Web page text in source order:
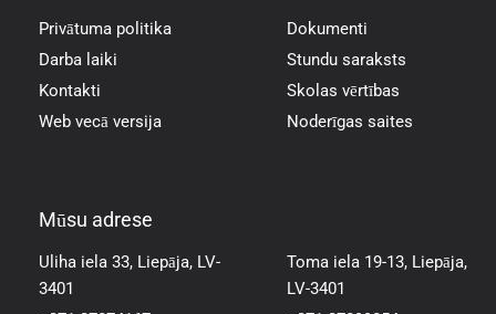
Privātuma politika
Darba laiki
Kontakti
Web vecā versija
Dokumenti
Stundu saraksts
Skolas vērtības
Noderīgas saites
Mūsu adrese
Uliha iela 33, Liepāja, LV-
3401
Toma iela 19-13, Liepāja,
LV-3401